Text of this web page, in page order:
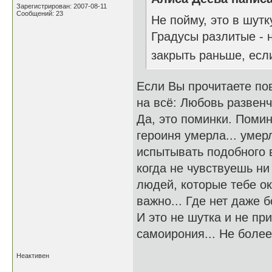
Зарегистрирован: 2007-08-11
Сообщений: 23
Не пойму, это в
Градусы разлитые -
закрыть раньше,
Если Вы прочитаете
на всё: Любовь
Да, это поминки.
героиня умерла...
испытывать
когда не чувствуешь
людей, которые тебе
важно... Где нет даже
И это не шутка и не
самоирония... Не
Неактивен